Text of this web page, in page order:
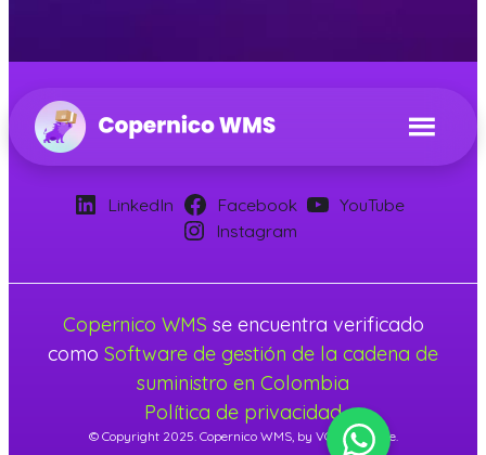
LinkedIn Facebook
YouTube
Instagram
Copernico WMS se encuentra verificado
como Software de gestión de la cadena de
suministro en Colombia
Política de privacidad
© Copyright 2025. Copernico WMS, by VGS Software.